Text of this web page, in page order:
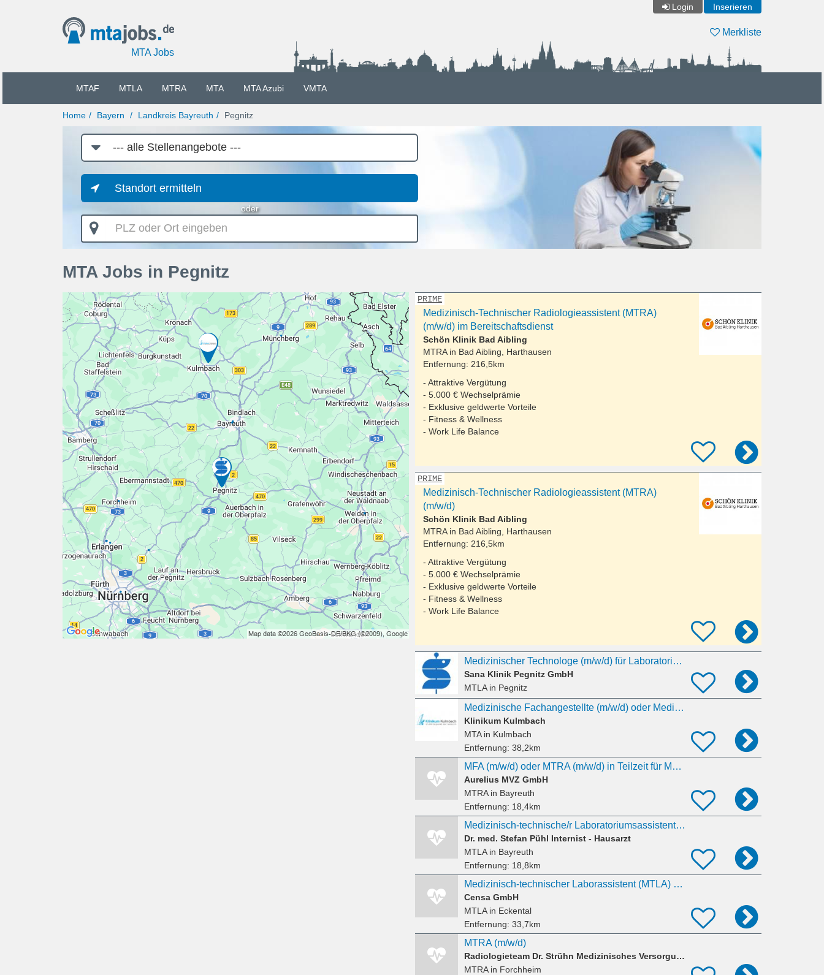
Login Inserieren
MTA Jobs
Merkliste
MTAF MTLA MTRA MTA MTA Azubi VMTA
Home Bayern Landkreis Bayreuth Pegnitz
Job-
Kategorie
Standort ermitteln
oder
PLZ
oder
Ort
MTA Jobs in Pegnitz
PRIME
Medizinisch-Technischer Radiologieassistent (MTRA)
(m/w/d) im Bereitschaftsdienst
Schön Klinik Bad Aibling
MTRA in Bad Aibling, Harthausen
Entfernung: 216,5km
- Attraktive Vergütung
- 5.000 € Wechselprämie
- Exklusive geldwerte Vorteile
- Fitness & Wellness
- Work Life Balance
PRIME
Medizinisch-Technischer Radiologieassistent (MTRA)
(m/w/d)
Schön Klinik Bad Aibling
MTRA in Bad Aibling, Harthausen
Entfernung: 216,5km
- Attraktive Vergütung
- 5.000 € Wechselprämie
- Exklusive geldwerte Vorteile
- Fitness & Wellness
- Work Life Balance
Medizinischer Technologe (m/w/d) für Laboratoriumsanalytik in Teilzeit
Sana Klinik Pegnitz GmbH
MTLAin Pegnitz
Medizinische Fachangestellte (m/w/d) oder Medizinisch-technische Assistenten (m/w/d) | VZ oder TZ
Klinikum Kulmbach
MTAin Kulmbach
Entfernung: 38,2km
MFA (m/w/d) oder MTRA (m/w/d) in Teilzeit für MVZ gesucht
Aurelius MVZ GmbH
MTRAin Bayreuth
Entfernung: 18,4km
Medizinisch-technische/r Laboratoriumsassistent/in
Dr. med. Stefan Pühl Internist - Hausarzt
MTLAin Bayreuth
Entfernung: 18,8km
Medizinisch-technischer Laborassistent (MTLA) (m/w/d)
Censa GmbH
MTLAin Eckental
Entfernung: 33,7km
MTRA (m/w/d)
Radiologieteam Dr. Strühn Medizinisches Versorgungszentrum GmbH
MTRAin Forchheim